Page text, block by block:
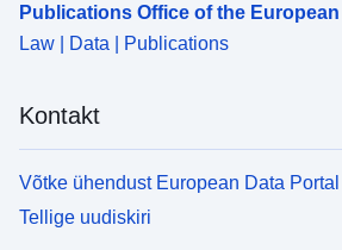
Publications Office of the
Law | Data | Publications
Kontakt
Võtke ühendust European Data
Tellige uudiskiri